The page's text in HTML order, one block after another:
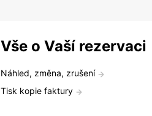
Vše o Vaší rezervaci
Náhled, změna, zrušení
Tisk kopie faktury